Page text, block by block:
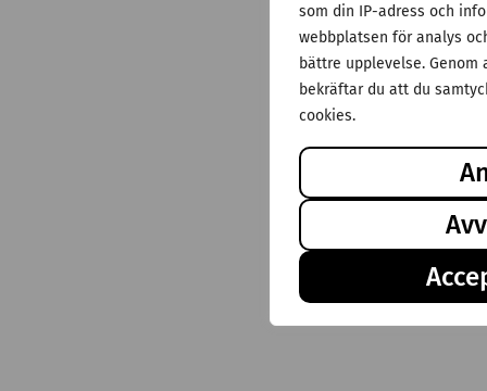
som din IP-adress och
webbplatsen för analys
bättre upplevelse.
bekräftar du att du
cookies.